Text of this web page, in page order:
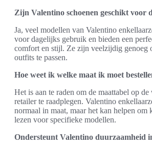
Zijn Valentino schoenen geschikt voor
Ja, veel modellen van Valentino
voor dagelijks gebruik en bieden een
comfort en stijl. Ze zijn veelzijdig genoeg
outfits te passen.
Hoe weet ik welke maat ik moet
Het is aan te raden om de maattabel op de
retailer te raadplegen. Valentino
normaal in maat, maar het kan helpen om
lezen voor specifieke modellen.
Ondersteunt Valentino duurzaamheid